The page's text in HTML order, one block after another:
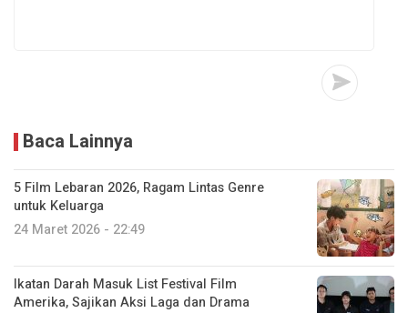
Baca Lainnya
5 Film Lebaran 2026, Ragam Lintas Genre
untuk Keluarga
24 Maret 2026 - 22:49
Ikatan Darah Masuk List Festival Film
Amerika, Sajikan Aksi Laga dan Drama